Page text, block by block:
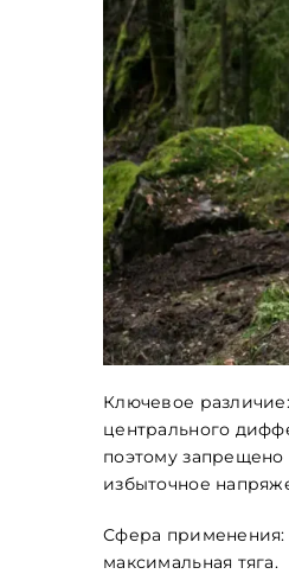
Ключевое
центрального
поэтому запрещено
избыточное
Сфера применения:
максимальная тяга.